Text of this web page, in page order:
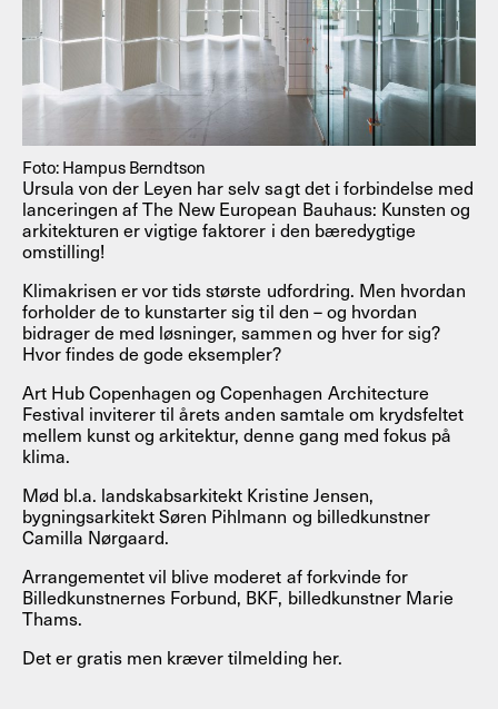
Foto: Hampus Berndtson
Ursula von der Leyen har selv sagt det i forbindelse med
lanceringen af The New European Bauhaus: Kunsten og
arkitekturen er vigtige faktorer i den bæredygtige
omstilling!
Klimakrisen er vor tids største udfordring. Men hvordan
forholder de to kunstarter sig til den – og hvordan
bidrager de med løsninger, sammen og hver for sig?
Hvor findes de gode eksempler?
Art Hub Copenhagen og Copenhagen Architecture
Festival inviterer til årets anden samtale om krydsfeltet
mellem kunst og arkitektur, denne gang med fokus på
klima.
Mød bl.a. landskabsarkitekt Kristine Jensen,
bygningsarkitekt Søren Pihlmann og billedkunstner
Camilla Nørgaard.
Arrangementet vil blive moderet af forkvinde for
Billedkunstnernes Forbund, BKF, billedkunstner Marie
Thams.
Det er gratis men kræver tilmelding her.